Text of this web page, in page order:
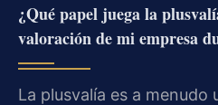
¿Qué papel juega la
valoración de mi empresa
La plusvalía es a menudo